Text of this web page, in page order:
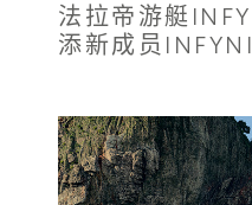
法拉帝游艇
添新成员